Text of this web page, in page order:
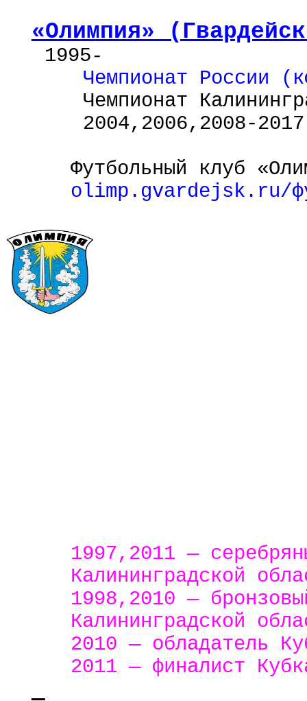
«Олимпия»
1995-
Чемпионат России (
Чемпионат
2004,2006,2008-
Футбольный клуб
olimp.gvardejsk.ru/
1997,2011 —
Калининградской
1998,2010 —
Калининградской
2010 — обладатель
2011 — финалист